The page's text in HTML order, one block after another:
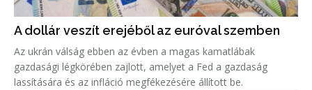
A dollár veszít erejéből az euróval szemben
Az ukrán válság ebben az évben a magas kamatlábak
gazdasági légkörében zajlott, amelyet a Fed a gazdaság
lassítására és az infláció megfékezésére állított be.